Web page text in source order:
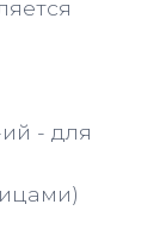
- для